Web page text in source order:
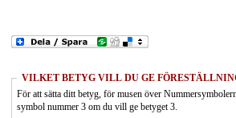
VILKET BETYG VILL DU GE
För att sätta ditt betyg, för musen över
symbol nummer 3 om du vill ge betyget 3.